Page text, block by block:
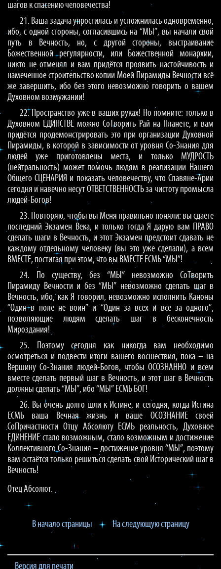
шагов к спасению человечества!
21. Ваша задача упростилась и усложнилась одновременно,
ибо, с одной стороны, согласившись на “МЫ”, вы начали свой
путь в Вечность, но, с другой стороны, выстраивание
Божественной регулярности, или Божественной монархии,
никто не отменял и вам придётся проявить настойчивость и
намеченное строительство копии Моей Пирамиды Вечности всё
же завершить, ибо без этого невозможно говорить о вашем
Духовном возмужании!
22. Пространство уже в ваших руках! Но помните: только в
Духовном ЕДИНСТВЕ можно СоТворить Рай на Планете, и вам
придётся продемонстрировать это при организации Духовной
Пирамиды, в которой в зависимости от уровня Со-Знания для
людей уже приготовлены места, и только МУДРОСТЬ
(нейтральность) может помочь людям в реализации Нашего
Общего СЦЕНАРИЯ и показать человечеству, что Славяне-Арии
сегодня и навечно несут ОТВЕТСТВЕННОСТЬ за чистоту промысла
людей-Богов!
23. Повторяю, чтобы вы Меня правильно поняли: вы сдаёте
последний Экзамен Века, и только тогда Я дарую вам ПРАВО
сделать шаги в Вечность, и этот Экзамен предстоит сдавать не
каждому отдельному человеку (вы это уже сделали), а всем
ВМЕСТЕ, постигая при этом, что вы ВМЕСТЕ ЕСМЬ “МЫ”!
24. По существу, без “МЫ” невозможно СоТворить
Пирамиду Вечности и без “МЫ” невозможно сделать шаг в
Вечность, ибо, как Я говорил, невозможно исполнить Каноны
“Один в поле не воин” и “Один за всех и все за одного”,
позволяющие людям сделать шаг в бесконечность
Мироздания!
25. Поэтому сегодня как никогда вам необходимо
осмотреться и подвести итоги вашего восшествия, пока – на
Вершину Со-Знания людей-Богов, чтобы ОСОЗНАННО и всем
вместе сделать первый шаг в Вечность, и этот шаг в Вечность
должны сделать “МЫ”, ибо “МЫ” ЕСМЬ БОГ!
26. Вы очень долго шли к Истине, и сегодня, когда Истина
ЕСМЬ ваша Вечная жизнь и ваше ОСОЗНАНИЕ своей
СоПричастности Отцу Абсолюту ЕСМЬ реальность, Духовное
ЕДИНЕНИЕ стало возможным, стало возможным и достижение
Коллективного Со-Знания – достижение уровня “МЫ”, поэтому
вам остаётся только решиться сделать свой Исторический шаг в
Вечность!
Отец Абсолют.
В начало страницы На следующую страницу
Версия для печати